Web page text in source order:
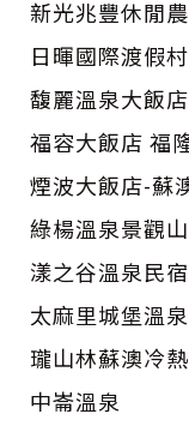
新光兆豐休閒
日暉國際渡假村
馥麗溫泉大飯店
福容大飯店 福
煙波大飯店-蘇
綠楊溫泉景觀
漾之谷溫泉民宿
太麻里城堡溫
瓏山林蘇澳冷
中崙溫泉